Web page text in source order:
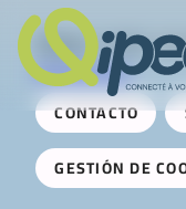
Qipeo © 2025 -
AireServices
CONTACTO
GESTIÓN DE